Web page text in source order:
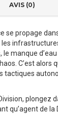
AVIS (0)
se propage
le manque
C’est alors
tactiques
plongez
qu’agent de la